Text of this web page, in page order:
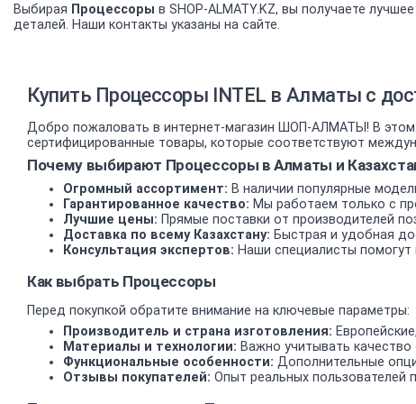
Выбирая Процессоры в SHOP-ALMATY.KZ, вы получаете
деталей. Наши контакты указаны на сайте.
Купить Процессоры INTEL в Алматы с
Добро пожаловать в интернет-магазин ШОП-АЛМАТЫ! В этом
сертифицированные товары, которые соответствуют
Почему выбирают Процессоры в Алматы и
Огромный ассортимент: В наличии популярные
Гарантированное качество: Мы работаем только с
Лучшие цены: Прямые поставки от производителей
Доставка по всему Казахстану: Быстрая и удобная
Консультация экспертов: Наши специалисты
Как выбрать Процессоры
Перед покупкой обратите внимание на ключевые параметры:
Производитель и страна изготовления:
Материалы и технологии: Важно учитывать
Функциональные особенности: Дополнительные
Отзывы покупателей: Опыт реальных пользователей